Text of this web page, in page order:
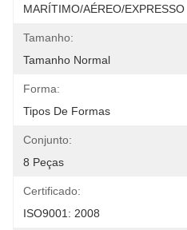
MARÍTIMO/AÉREO/EXPRESSO
Tamanho:
Tamanho Normal
Forma:
Tipos De Formas
Conjunto:
8 Peças
Certificado:
ISO9001: 2008